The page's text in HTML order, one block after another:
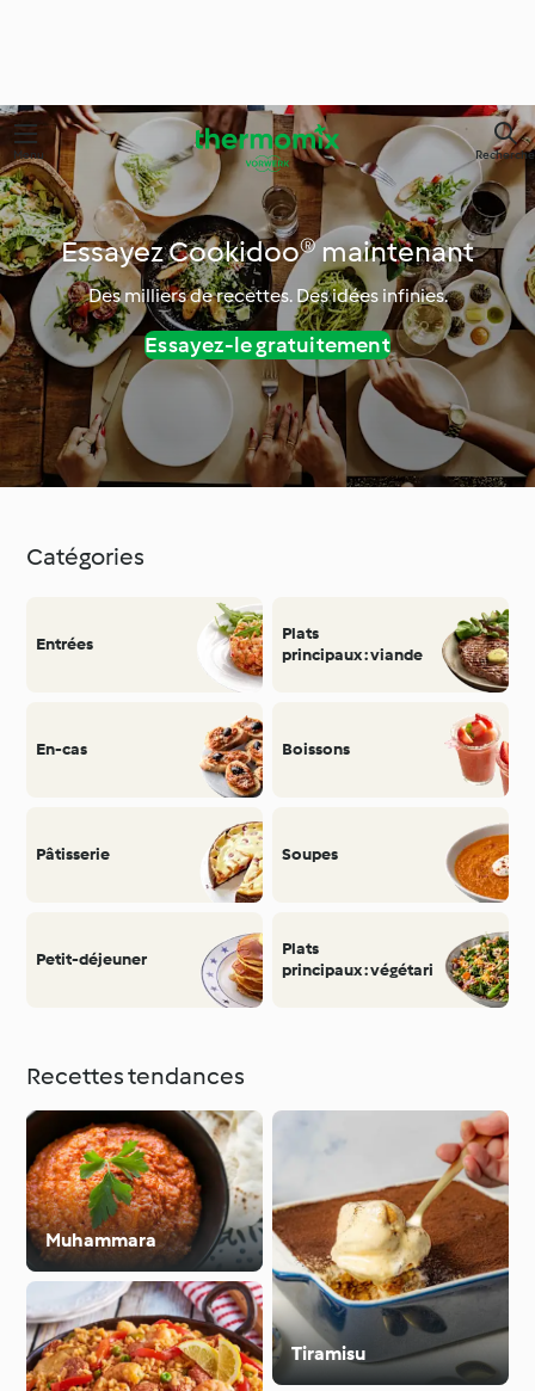
Menu Recherche
Essayez Cookidoo® maintenant
Des milliers de recettes. Des idées infinies.
Essayez-le gratuitement
Catégories
Entrées
Plats
principaux : viande
En-cas Boissons
Pâtisserie Soupes
Petit-déjeuner
Plats
principaux : végétarien
Recettes tendances
Muhammara
Tiramisu